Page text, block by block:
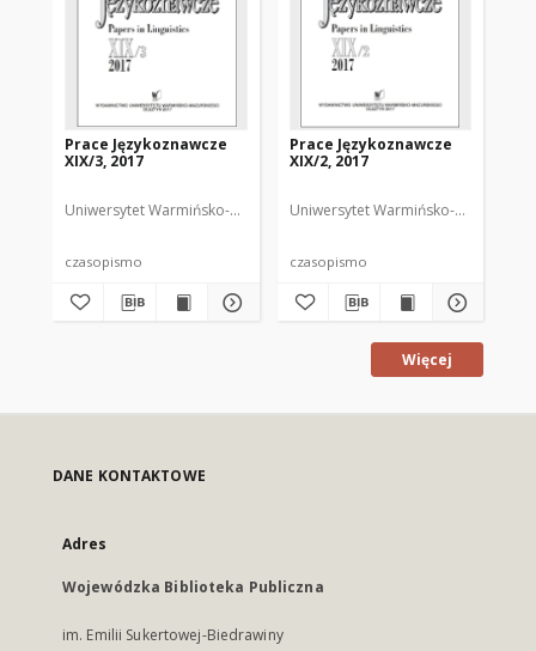
Prace Językoznawcze
XIX/3, 2017
Uniwersytet Warmińsko-Mazurski Biolik, Maria. Redaktor
czasopismo
Prace Językoznawcze
XIX/2, 2017
Uniwersytet Warmińsko-Mazurski
czasopismo
Więcej
DANE KONTAKTOWE
Adres
Wojewódzka Biblioteka Publiczna
im. Emilii Sukertowej-Biedrawiny